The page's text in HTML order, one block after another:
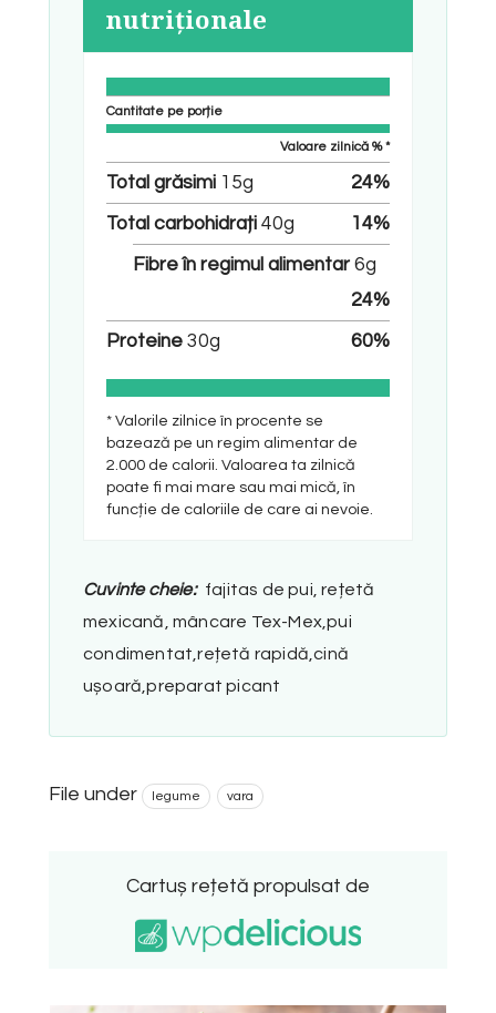
nutriționale
Cantitate pe porție
Valoare zilnică % *
Total grăsimi 15g 24%
Total carbohidrați 40g 14%
Fibre în regimul alimentar 6g
24%
Proteine 30g 60%
* Valorile zilnice în procente se
bazează pe un regim alimentar de
2.000 de calorii. Valoarea ta zilnică
poate fi mai mare sau mai mică, în
funcție de caloriile de care ai nevoie.
Cuvinte cheie: fajitas de pui, rețetă
mexicană, mâncare Tex-Mex,pui
condimentat,rețetă rapidă,cină
ușoară,preparat picant
File under legume vara
Cartuș rețetă propulsat de